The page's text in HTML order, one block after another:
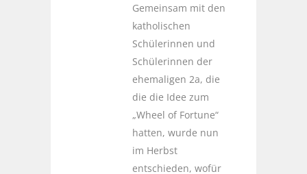
Gemeinsam mit den
katholischen
Schülerinnen und
Schülerinnen der
ehemaligen 2a, die
die die Idee zum
„Wheel of Fortune“
hatten, wurde nun
im Herbst
entschieden, wofür